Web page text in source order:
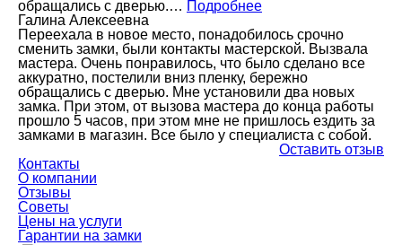
обращались с дверью.… Подробнее
Галина Алексеевна
Переехала в новое место, понадобилось срочно
сменить замки, были контакты мастерской. Вызвала
мастера. Очень понравилось, что было сделано все
аккуратно, постелили вниз пленку, бережно
обращались с дверью. Мне установили два новых
замка. При этом, от вызова мастера до конца работы
прошло 5 часов, при этом мне не пришлось ездить за
замками в магазин. Все было у специалиста с собой.
Оставить отзыв
Контакты
О компании
Отзывы
Советы
Цены на услуги
Гарантии на замки